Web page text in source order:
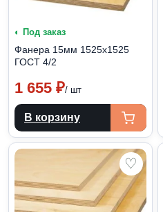
◐ Под заказ
Фанера 15мм 1525х1525
ГОСТ 4/2
1 655 ₽/ шт
В корзину
♡